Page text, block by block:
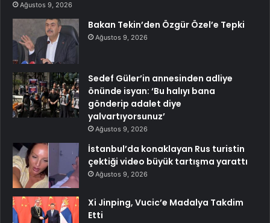
Ağustos 9, 2026
Bakan Tekin’den Özgür Özel’e Tepki
Ağustos 9, 2026
Sedef Güler’in annesinden adliye
önünde isyan: ‘Bu halıyı bana
gönderip adalet diye
yalvartıyorsunuz’
Ağustos 9, 2026
İstanbul’da konaklayan Rus turistin
çektiği video büyük tartışma yarattı
Ağustos 9, 2026
Xi Jinping, Vucic’e Madalya Takdim
Etti